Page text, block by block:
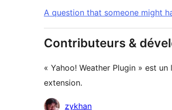
A question that someone might
Contributeurs &
« Yahoo! Weather Plugin » est
extension.
Contributeurs
zykhan